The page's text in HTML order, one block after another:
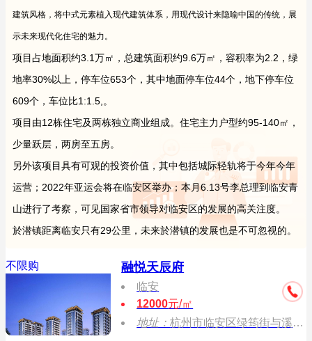
建筑风格，将中式元素植入现代建筑体系，用现代设计来隐喻中国的传统，展
示未来现代化住宅的魅力。
项目占地面积约3.1万㎡，总建筑面积约9.6万㎡，容积率为2.2，绿
地率30%以上，停车位653个，其中地面停车位44个，地下停车位
609个，车位比1:1.5,。
项目由12栋住宅及两栋独立商业组成。住宅主力户型约95-140㎡，
少量跃层，两房至五房。
另外该项目具有可观的投资价值，其中包括城际轻轨将于今年今年
运营；2022年亚运会将在临安区举办；本月6.13号李总理到临安青
山进行了考察，可见国家省市领导对临安区的发展的高关注度。
於潜镇距离临安只有29公里，未来於潜镇的发展也是不可忽视的。
不限购 融悦天辰府
临安
12000元/㎡
地址：杭州市临安区绿筠街与溪东路交叉口